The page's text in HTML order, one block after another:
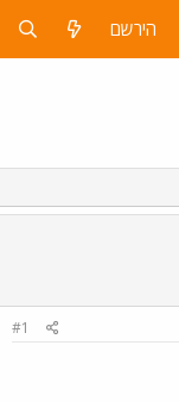
הירשם
#1